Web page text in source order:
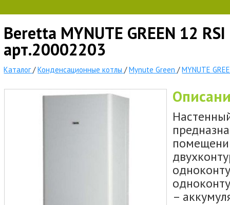
Beretta MYNUTE GREEN 12
арт.20002203
Каталог /Конденсационные котлы /Mynute Green /MYNUTE
–